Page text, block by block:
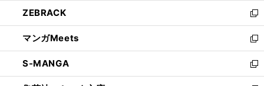
く
で
開
く
ド
ウ
で
開
く
ィ
ン
ド
ウ
で
開
し
い
ウ
ィ
ン
ド
ウ
ZEBRACK
新
し
い
ウ
ィ
ン
マンガMeets
新
し
い
ウ
S-MANGA
新
し